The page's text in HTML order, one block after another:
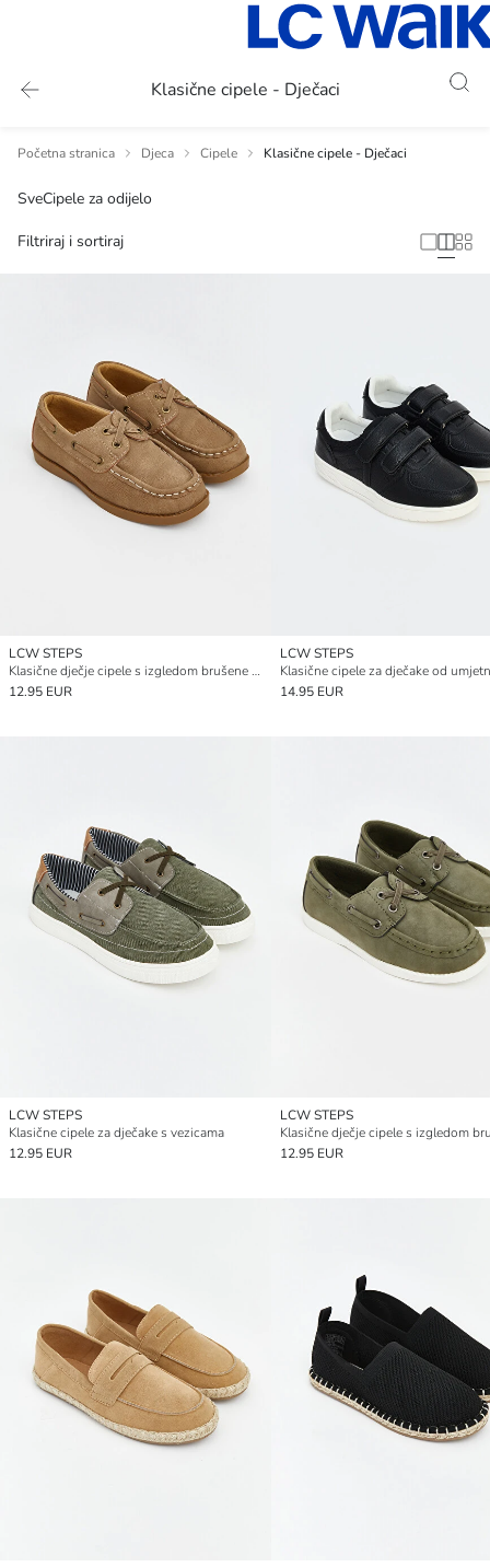
Klasične cipele - Dječaci
Početna stranica Djeca Cipele Klasične cipele - Dječaci
SveCipele za odijelo
Filtriraj i sortiraj
LCW STEPS
Klasične dječje cipele s izgledom brušene kože
12.95 EUR
LCW STEPS
Klasične cipele za dječake od
14.95 EUR
LCW STEPS
Klasične cipele za dječake s vezicama
12.95 EUR
LCW STEPS
12.95 EUR